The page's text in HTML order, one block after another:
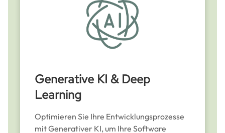
Generative KI & Deep
Learning
Optimieren Sie Ihre Entwicklungsprozesse
mit Generativer KI, um Ihre Software